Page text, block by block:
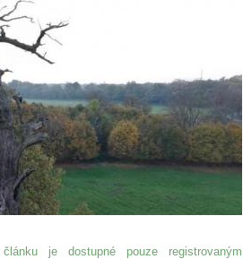
je dostupné pouze registrovaným